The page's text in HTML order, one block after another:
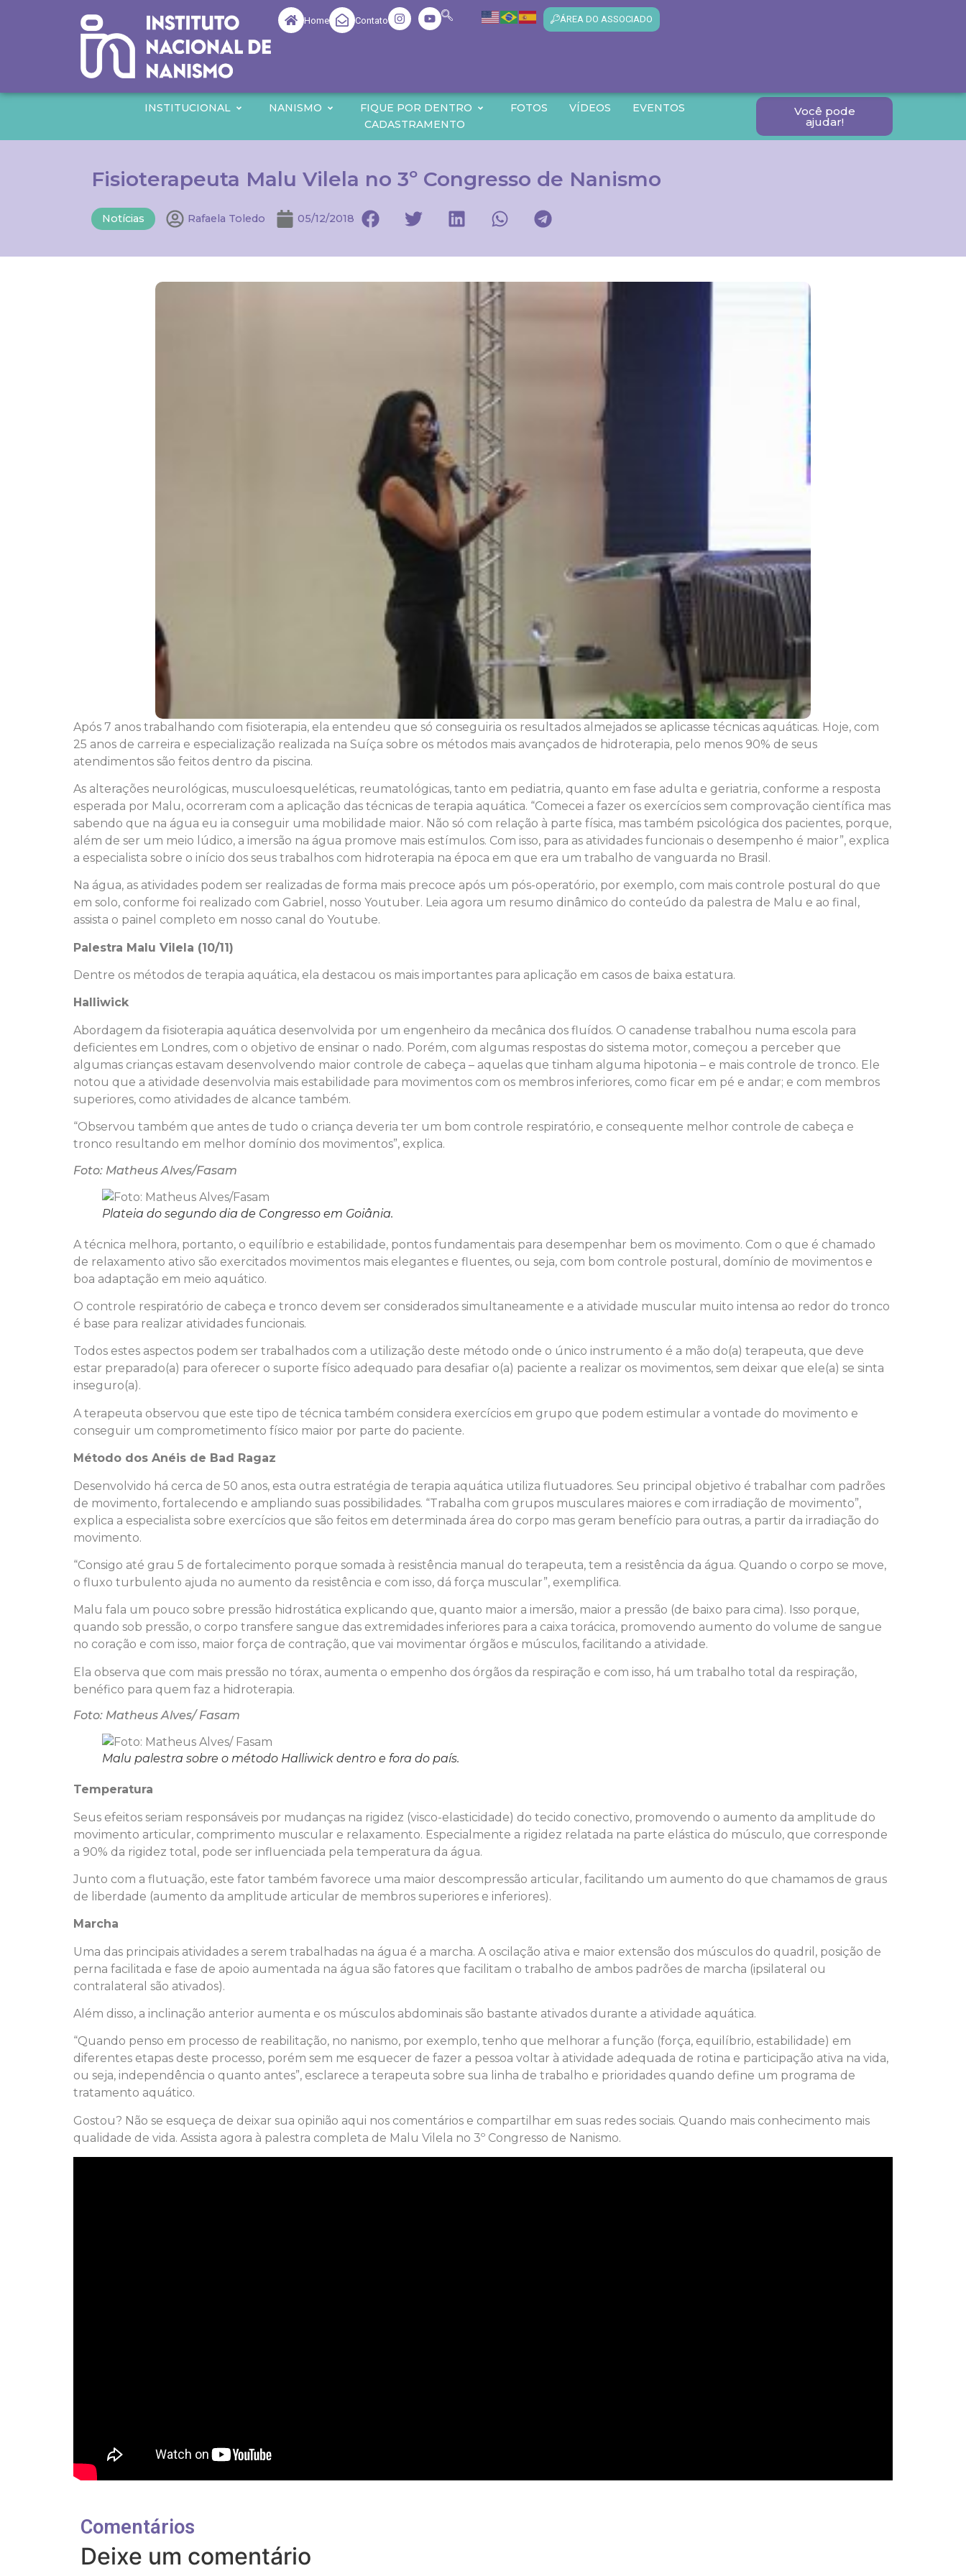
Home Contato ÁREA DO ASSOCIADO
INSTITUCIONAL NANISMO FIQUE POR DENTRO FOTOS VÍDEOS
EVENTOS
CADASTRAMENTO
Você pode
ajudar!
Fisioterapeuta Malu Vilela no 3º Congresso de Nanismo
Notícias Rafaela Toledo 05/12/2018
Após 7 anos trabalhando com fisioterapia, ela entendeu que só conseguiria os resultados almejados se aplicasse técnicas aquáticas. Hoje, com
25 anos de carreira e especialização realizada na Suíça sobre os métodos mais avançados de hidroterapia, pelo menos 90% de seus
atendimentos são feitos dentro da piscina.
As alterações neurológicas, musculoesqueléticas, reumatológicas, tanto em pediatria, quanto em fase adulta e geriatria, conforme a resposta
esperada por Malu, ocorreram com a aplicação das técnicas de terapia aquática. “Comecei a fazer os exercícios sem comprovação científica mas
sabendo que na água eu ia conseguir uma mobilidade maior. Não só com relação à parte física, mas também psicológica dos pacientes, porque,
além de ser um meio lúdico, a imersão na água promove mais estímulos. Com isso, para as atividades funcionais o desempenho é maior”, explica
a especialista sobre o início dos seus trabalhos com hidroterapia na época em que era um trabalho de vanguarda no Brasil.
Na água, as atividades podem ser realizadas de forma mais precoce após um pós-operatório, por exemplo, com mais controle postural do que
em solo, conforme foi realizado com Gabriel, nosso Youtuber. Leia agora um resumo dinâmico do conteúdo da palestra de Malu e ao final,
assista o painel completo em nosso canal do Youtube.
Palestra Malu Vilela (10/11)
Dentre os métodos de terapia aquática, ela destacou os mais importantes para aplicação em casos de baixa estatura.
Halliwick
Abordagem da fisioterapia aquática desenvolvida por um engenheiro da mecânica dos fluídos. O canadense trabalhou numa escola para
deficientes em Londres, com o objetivo de ensinar o nado. Porém, com algumas respostas do sistema motor, começou a perceber que
algumas crianças estavam desenvolvendo maior controle de cabeça – aquelas que tinham alguma hipotonia – e mais controle de tronco. Ele
notou que a atividade desenvolvia mais estabilidade para movimentos com os membros inferiores, como ficar em pé e andar; e com membros
superiores, como atividades de alcance também.
“Observou também que antes de tudo o criança deveria ter um bom controle respiratório, e consequente melhor controle de cabeça e
tronco resultando em melhor domínio dos movimentos”, explica.
Foto: Matheus Alves/Fasam
Plateia do segundo dia de Congresso em Goiânia.
A técnica melhora, portanto, o equilíbrio e estabilidade, pontos fundamentais para desempenhar bem os movimento. Com o que é chamado
de relaxamento ativo são exercitados movimentos mais elegantes e fluentes, ou seja, com bom controle postural, domínio de movimentos e
boa adaptação em meio aquático.
O controle respiratório de cabeça e tronco devem ser considerados simultaneamente e a atividade muscular muito intensa ao redor do tronco
é base para realizar atividades funcionais.
Todos estes aspectos podem ser trabalhados com a utilização deste método onde o único instrumento é a mão do(a) terapeuta, que deve
estar preparado(a) para oferecer o suporte físico adequado para desafiar o(a) paciente a realizar os movimentos, sem deixar que ele(a) se sinta
inseguro(a).
A terapeuta observou que este tipo de técnica também considera exercícios em grupo que podem estimular a vontade do movimento e
conseguir um comprometimento físico maior por parte do paciente.
Método dos Anéis de Bad Ragaz
Desenvolvido há cerca de 50 anos, esta outra estratégia de terapia aquática utiliza flutuadores. Seu principal objetivo é trabalhar com padrões
de movimento, fortalecendo e ampliando suas possibilidades. “Trabalha com grupos musculares maiores e com irradiação de movimento”,
explica a especialista sobre exercícios que são feitos em determinada área do corpo mas geram benefício para outras, a partir da irradiação do
movimento.
“Consigo até grau 5 de fortalecimento porque somada à resistência manual do terapeuta, tem a resistência da água. Quando o corpo se move,
o fluxo turbulento ajuda no aumento da resistência e com isso, dá força muscular”, exemplifica.
Malu fala um pouco sobre pressão hidrostática explicando que, quanto maior a imersão, maior a pressão (de baixo para cima). Isso porque,
quando sob pressão, o corpo transfere sangue das extremidades inferiores para a caixa torácica, promovendo aumento do volume de sangue
no coração e com isso, maior força de contração, que vai movimentar órgãos e músculos, facilitando a atividade.
Ela observa que com mais pressão no tórax, aumenta o empenho dos órgãos da respiração e com isso, há um trabalho total da respiração,
benéfico para quem faz a hidroterapia.
Foto: Matheus Alves/ Fasam
Malu palestra sobre o método Halliwick dentro e fora do país.
Temperatura
Seus efeitos seriam responsáveis por mudanças na rigidez (visco-elasticidade) do tecido conectivo, promovendo o aumento da amplitude do
movimento articular, comprimento muscular e relaxamento. Especialmente a rigidez relatada na parte elástica do músculo, que corresponde
a 90% da rigidez total, pode ser influenciada pela temperatura da água.
Junto com a flutuação, este fator também favorece uma maior descompressão articular, facilitando um aumento do que chamamos de graus
de liberdade (aumento da amplitude articular de membros superiores e inferiores).
Marcha
Uma das principais atividades a serem trabalhadas na água é a marcha. A oscilação ativa e maior extensão dos músculos do quadril, posição de
perna facilitada e fase de apoio aumentada na água são fatores que facilitam o trabalho de ambos padrões de marcha (ipsilateral ou
contralateral são ativados).
Além disso, a inclinação anterior aumenta e os músculos abdominais são bastante ativados durante a atividade aquática.
“Quando penso em processo de reabilitação, no nanismo, por exemplo, tenho que melhorar a função (força, equilíbrio, estabilidade) em
diferentes etapas deste processo, porém sem me esquecer de fazer a pessoa voltar à atividade adequada de rotina e participação ativa na vida,
ou seja, independência o quanto antes”, esclarece a terapeuta sobre sua linha de trabalho e prioridades quando define um programa de
tratamento aquático.
Gostou? Não se esqueça de deixar sua opinião aqui nos comentários e compartilhar em suas redes sociais. Quando mais conhecimento mais
qualidade de vida. Assista agora à palestra completa de Malu Vilela no 3º Congresso de Nanismo.
Comentários
Deixe um comentário